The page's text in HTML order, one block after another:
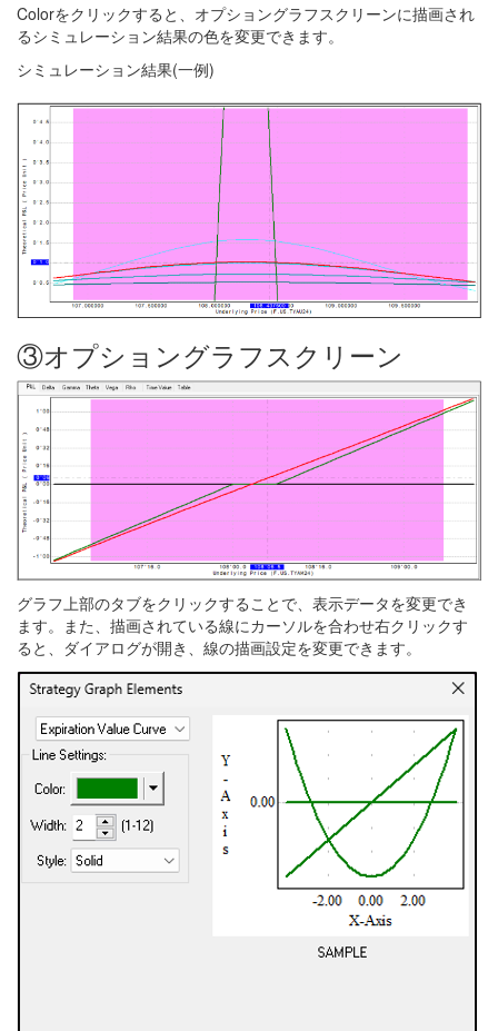
Colorをクリックすると、オプショングラフスクリーンに描画され
るシミュレーション結果の色を変更できます。
シミュレーション結果(一例)
③オプショングラフスクリーン
グラフ上部のタブをクリックすることで、表示データを変更でき
ます。また、描画されている線にカーソルを合わせ右クリックす
ると、ダイアログが開き、線の描画設定を変更できます。